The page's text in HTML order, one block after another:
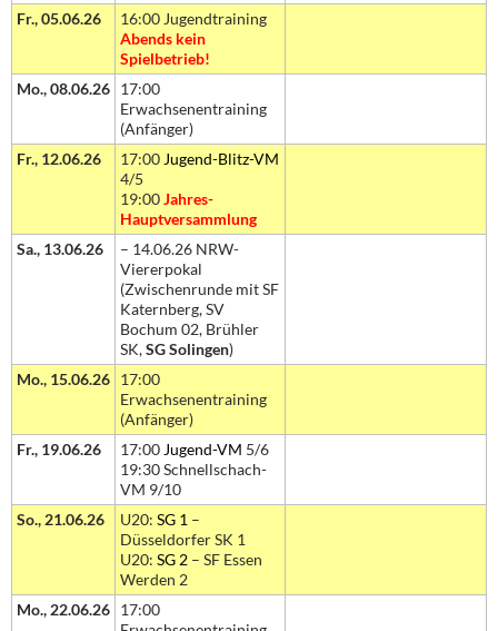
Fr., 05.06.26
16:00 Jugendtraining
Abends kein
Spielbetrieb!
Mo., 08.06.26 17:00
Erwachsenentraining
(Anfänger)
Fr., 12.06.26
17:00 Jugend-Blitz-VM
4/5
19:00Jahres-
Hauptversammlung
Sa., 13.06.26
– 14.06.26 NRW-
Viererpokal
(Zwischenrunde mit SF
Katernberg, SV
Bochum 02, Brühler
SK,SG Solingen)
Mo., 15.06.26 17:00
Erwachsenentraining
(Anfänger)
Fr., 19.06.26
17:00 Jugend-VM 5/6
19:30 Schnellschach-
VM 9/10
So., 21.06.26
U20: SG 1 –
Düsseldorfer SK 1
U20: SG 2 – SF Essen
Werden 2
Mo., 22.06.26 17:00